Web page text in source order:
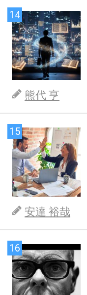
14
熊代 亨
15
安達 裕哉
16